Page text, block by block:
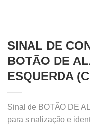
SINAL DE
BOTÃO DE
ESQUERDA
Sinal de BOTÃO DE
para sinalização e